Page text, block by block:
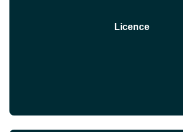
Licence